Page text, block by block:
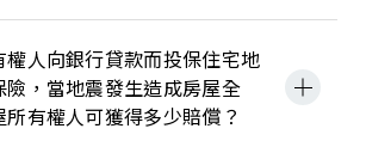
權人向銀行貸款而投保住宅地
險，當地震發生造成房屋全
有權人可獲得多少賠償？